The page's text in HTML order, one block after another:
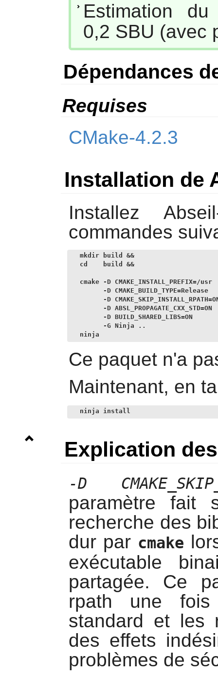
Estimation
0,2 SBU (avec
Dépendances
Requises
CMake-4.2.3
Installation de
Installez
commandes
mkdir build &&
cd    build &&
cmake -D CMAKE_INSTALL_PREFIX=/
-D CMAKE_BUILD_TYPE=Release
-D
-D ABSL_PROPAGATE_CXX_STD=ON
-D BUILD_SHARED_LIBS=ON
-G Ninja ..
ninja
Ce paquet n'a
Maintenant, en
ninja install
Explication
-D
paramètre fait
recherche des
dur par cmake
exécutable
partagée. Ce
rpath une fois
standard et les
des effets
problèmes de